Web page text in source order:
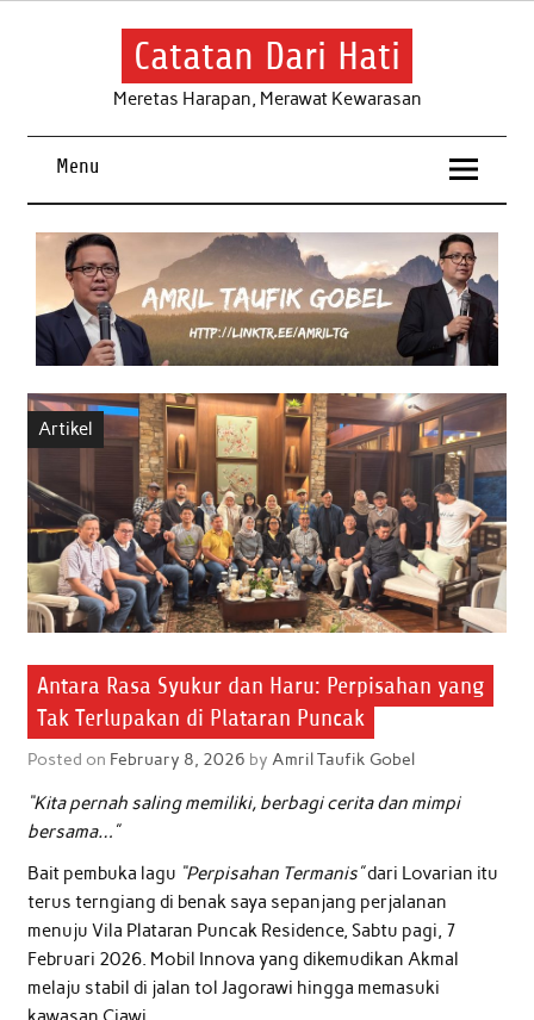
Skip
Catatan Dari Hati
Meretas Harapan, Merawat Kewarasan
Menu
Artikel
Antara Rasa Syukur dan Haru: Perpisahan yang
Tak Terlupakan di Plataran Puncak
Posted on February 8, 2026 by Amril Taufik Gobel
“Kita pernah saling memiliki, berbagi cerita dan mimpi
bersama…”
Bait pembuka lagu “Perpisahan Termanis”dari Lovarian itu
terus terngiang di benak saya sepanjang perjalanan
menuju Vila Plataran Puncak Residence, Sabtu pagi, 7
Februari 2026. Mobil Innova yang dikemudikan Akmal
melaju stabil di jalan tol Jagorawi hingga memasuki